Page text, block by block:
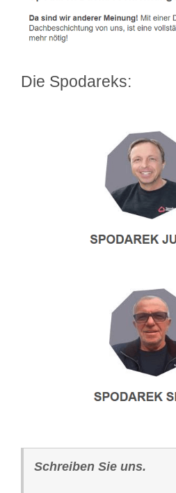
Die Spodareks:
Schreiben Sie uns.